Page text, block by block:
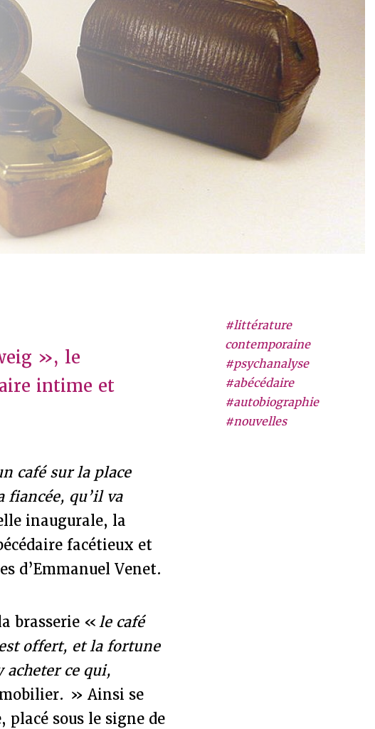
#littérature
contemporaine
#psychanalyse
#abécédaire
#autobiographie
#nouvelles
», le
intime et
café sur la place
fiancée, qu’il va
inaugurale, la
facétieux et
d’Emmanuel Venet.
brasserie «le café
offert, et la fortune
acheter ce qui,
» Ainsi se
sous le signe de